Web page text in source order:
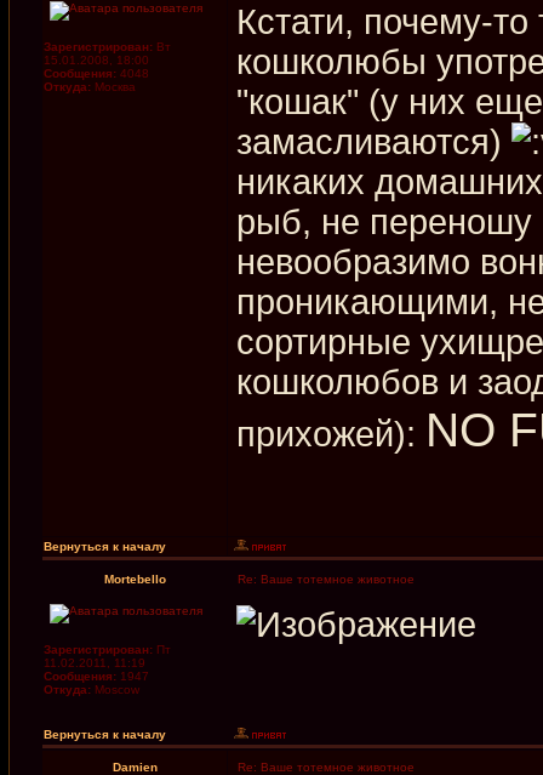
Зарегистрирован: Вт
15.01.2008, 18:00
Сообщения: 4048
Откуда: Москва
Кстати, почему-
кошколюбы
"кошак" (у них
замасливаются)
никаких
рыб, не переношу
невообразимо
проникающими,
сортирные
кошколюбов и
прихожей): NO
Вернуться к началу
Mortebello Re: Ваше тотемное животное
Зарегистрирован: Пт
11.02.2011, 11:19
Сообщения: 1947
Откуда: Moscow
Вернуться к началу
Damien Re: Ваше тотемное животное